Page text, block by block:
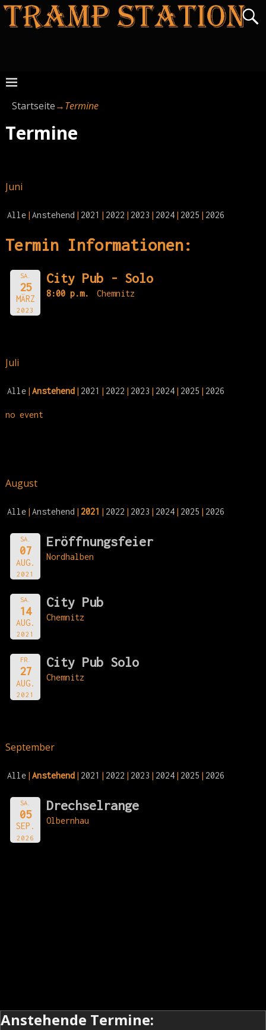
Startseite→Termine
Termine
Juni
Alle Anstehend 2021 2022 2023 2024 2025 2026
Termin Informationen:
SA.
25
MÄRZ
2023
City Pub - Solo
8:00 p.m. Chemnitz
Juli
Alle Anstehend 2021 2022 2023 2024 2025 2026
no event
August
Alle Anstehend 2021 2022 2023 2024 2025 2026
SA.
07
AUG.
2021
Eröffnungsfeier
Nordhalben
SA.
14
AUG.
2021
City Pub
Chemnitz
FR.
27
AUG.
2021
City Pub Solo
Chemnitz
September
Alle Anstehend 2021 2022 2023 2024 2025 2026
SA.
05
SEP.
2026
Drechselrange
Olbernhau
Anstehende Termine: